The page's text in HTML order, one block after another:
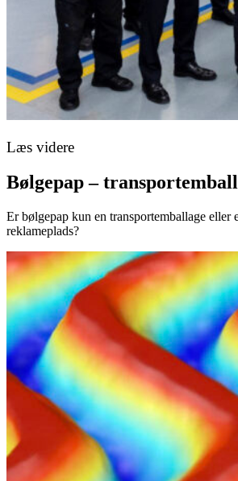
Læs videre
Bølgepap –
Er bølgepap kun en transportemballage eller
reklameplads?